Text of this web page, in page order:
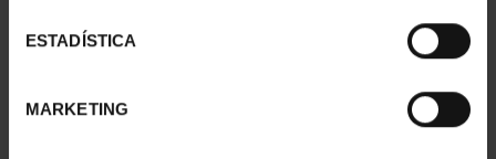
ESTADÍSTICA
MARKETING